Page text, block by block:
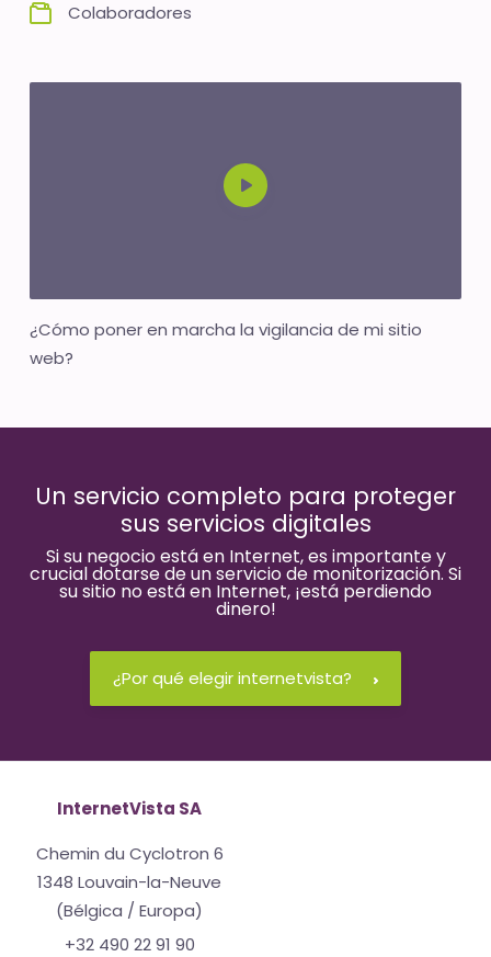
Colaboradores
¿Cómo poner en marcha la vigilancia de mi sitio
web?
Un servicio completo para proteger
sus servicios digitales
Si su negocio está en Internet, es importante y
crucial dotarse de un servicio de monitorización. Si
su sitio no está en Internet, ¡está perdiendo
dinero!
¿Por qué elegir internetvista?
InternetVista SA
Chemin du Cyclotron 6
1348 Louvain-la-Neuve
(Bélgica / Europa)
+32 490 22 91 90